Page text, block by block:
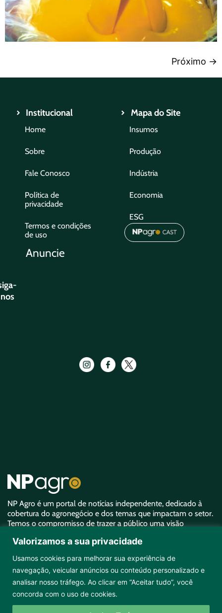
Valorizamos a sua privacidade
Usamos cookies para melhorar sua experiência de
navegação, veicular anúncios ou conteúdo personalizado e
analisar nosso tráfego. Ao clicar em “Aceitar tudo”, você
concorda com o uso de cookies.
Próximo →
NP Agro é um portal de notícias independente, dedicado à
cobertura do agronegócio e dos temas que impactam o setor.
Temos o compromisso de trazer a público uma visão
equivalente à sua importância.
Institucional
Home
Sobre
Fale Conosco
Política de
privacidade
Termos e condições
de uso
Anuncie
Mapa do Site
Insumos
Produção
Indústria
Economia
ESG
nos
Copyright ©2026 NPAgro. Todos os direitos reservados.